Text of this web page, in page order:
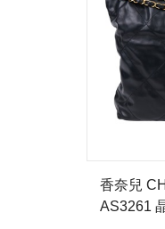
香奈兒
AS3261